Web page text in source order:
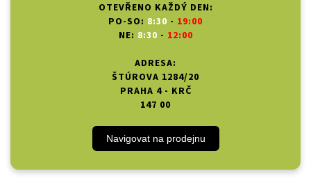
OTEVŘENO KAŽDÝ DEN:
PO-SO: 8:30 - 19:00
NE: 8:30 - 12:00
ADRESA:
ŠTÚROVA 1284/20
PRAHA 4 - KRČ
147 00
Navigovat na prodejnu